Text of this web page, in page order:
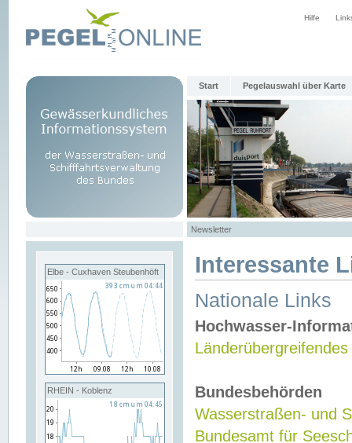
Hilfe
Start Pegelauswahl über Karte
Newsletter
Elbe - Cuxhaven Steubenhöft
RHEIN - Koblenz
Interessante
Nationale Links
Hochwasser-
Bundesbehörden
Wasserstraßen- und
Bundesamt für